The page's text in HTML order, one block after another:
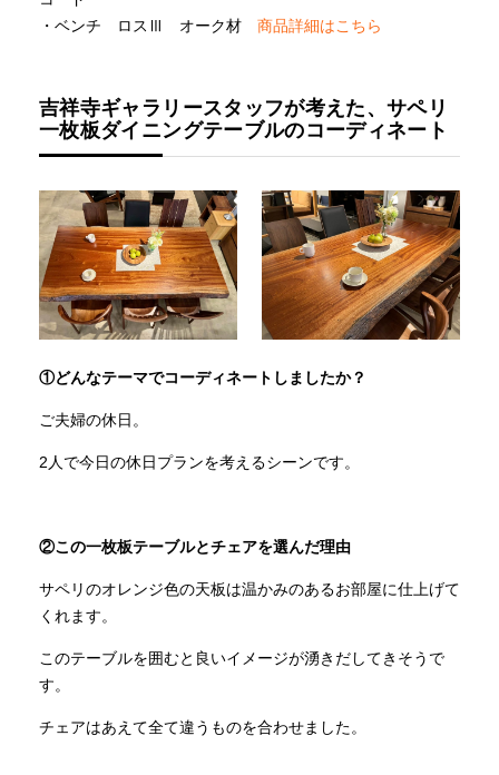
・ベンチ ロスⅢ オーク材 商品詳細はこちら
吉祥寺ギャラリースタッフが考えた、サペリ
一枚板ダイニングテーブルのコーディネート
①どんなテーマでコーディネートしましたか？
ご夫婦の休日。
2人で今日の休日プランを考えるシーンです。
②この一枚板テーブルとチェアを選んだ理由
サペリのオレンジ色の天板は温かみのあるお部屋に仕上げて
くれます。
このテーブルを囲むと良いイメージが湧きだしてきそうで
す。
チェアはあえて全て違うものを合わせました。